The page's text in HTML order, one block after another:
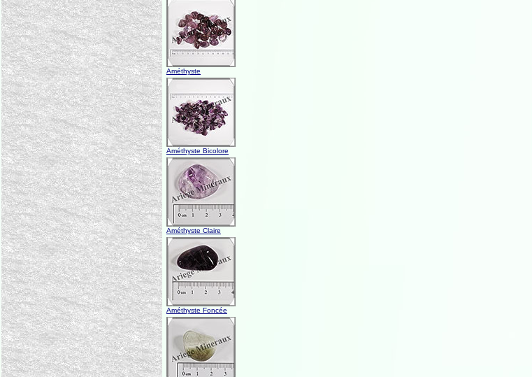
Améthyste
Améthyste Bicolore
Améthyste Claire
Améthyste Foncée